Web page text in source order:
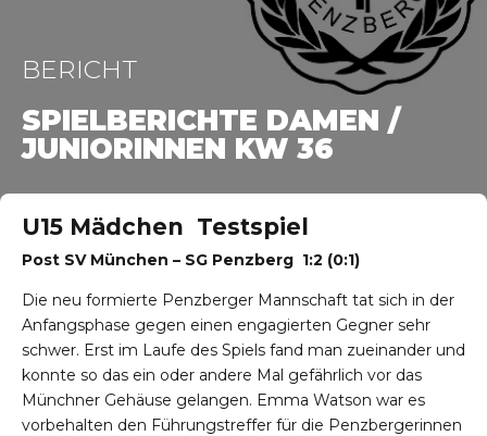
BERICHT
SPIELBERICHTE DAMEN /
JUNIORINNEN KW 36
U15 Mädchen Testspiel
Post SV München – SG Penzberg 1:2 (0:1)
Die neu formierte Penzberger Mannschaft tat sich in der
Anfangsphase gegen einen engagierten Gegner sehr
schwer. Erst im Laufe des Spiels fand man zueinander und
konnte so das ein oder andere Mal gefährlich vor das
Münchner Gehäuse gelangen. Emma Watson war es
vorbehalten den Führungstreffer für die Penzbergerinnen